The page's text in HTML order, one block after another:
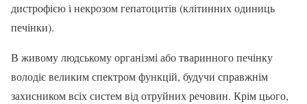
дистрофією і некрозом гепатоцитів (клітинних одиниць
печінки).
В живому людському організмі або тваринного печінку
володіє великим спектром функцій, будучи справжнім
захисником всіх систем від отруйних речовин. Крім цього,